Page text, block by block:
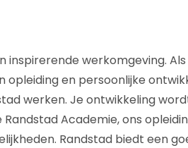
inspirerende werkomgeving.
opleiding en persoonlijke
werken. Je ontwikkeling
Academie, ons
Randstad biedt een